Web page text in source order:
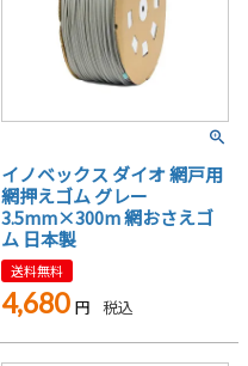
イノベックス ダイオ 網戸用
網押えゴム グレー
3.5mm×300m 網おさえゴ
ム 日本製
送料無料
4,680 税込